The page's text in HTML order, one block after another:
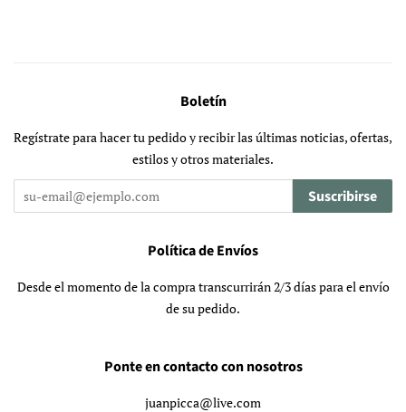
Boletín
Regístrate para hacer tu pedido y recibir las últimas noticias, ofertas,
estilos y otros materiales.
Suscribirse
Política de Envíos
Desde el momento de la compra transcurrirán 2/3 días para el envío
de su pedido.
Ponte en contacto con nosotros
juanpicca@live.com